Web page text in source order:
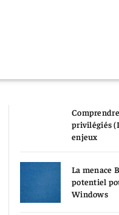
privilégiés
enjeux
La menace
potentiel
Windows